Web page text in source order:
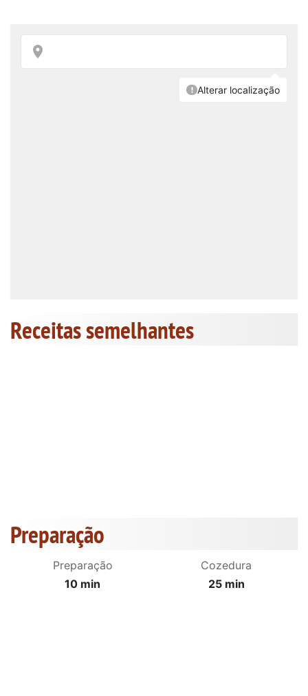
Receitas semelhantes
Preparação
Preparação
10 min
Cozedura
25 min